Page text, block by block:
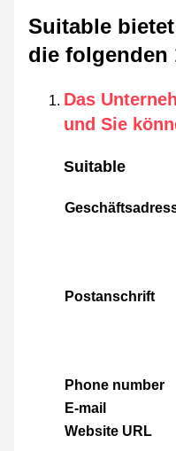
Suitable
die folgenden
Das
und Sie
Suitable
Postanschrift
Phone number
E-mail
Website URL